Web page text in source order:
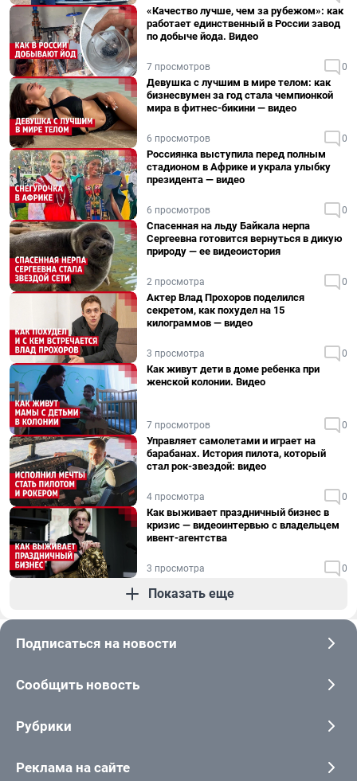
«Качество лучше, чем за рубежом»: как
работает единственный в России завод
по добыче йода. Видео
7 просмотров 0
Девушка с лучшим в мире телом: как
бизнесвумен за год стала чемпионкой
мира в фитнес-бикини — видео
6 просмотров 0
Россиянка выступила перед полным
стадионом в Африке и украла улыбку
президента — видео
6 просмотров 0
Спасенная на льду Байкала нерпа
Сергеевна готовится вернуться в дикую
природу — ее видеоистория
2 просмотра 0
Актер Влад Прохоров поделился
секретом, как похудел на 15
килограммов — видео
3 просмотра 0
Как живут дети в доме ребенка при
женской колонии. Видео
7 просмотров 0
Управляет самолетами и играет на
барабанах. История пилота, который
стал рок-звездой: видео
4 просмотра 0
Как выживает праздничный бизнес в
кризис — видеоинтервью с владельцем
ивент-агентства
3 просмотра 0
Показать еще
Подписаться на новости
Сообщить новость
Рубрики
Реклама на сайте